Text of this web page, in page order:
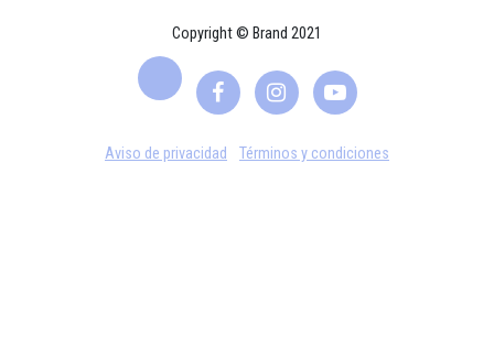
Copyright © Brand 2021
Aviso de privacidad Términos y condiciones